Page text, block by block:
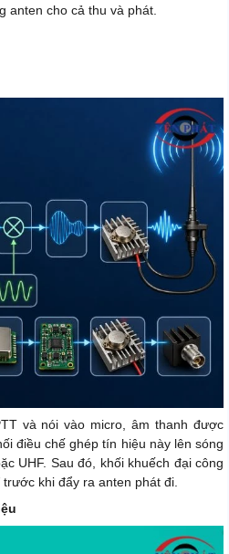
anten cho cả thu và phát.
và nói vào micro, âm thanh được
điều chế ghép tín hiệu này lên sóng
UHF. Sau đó, khối khuếch đại công
khi đẩy ra anten phát đi.